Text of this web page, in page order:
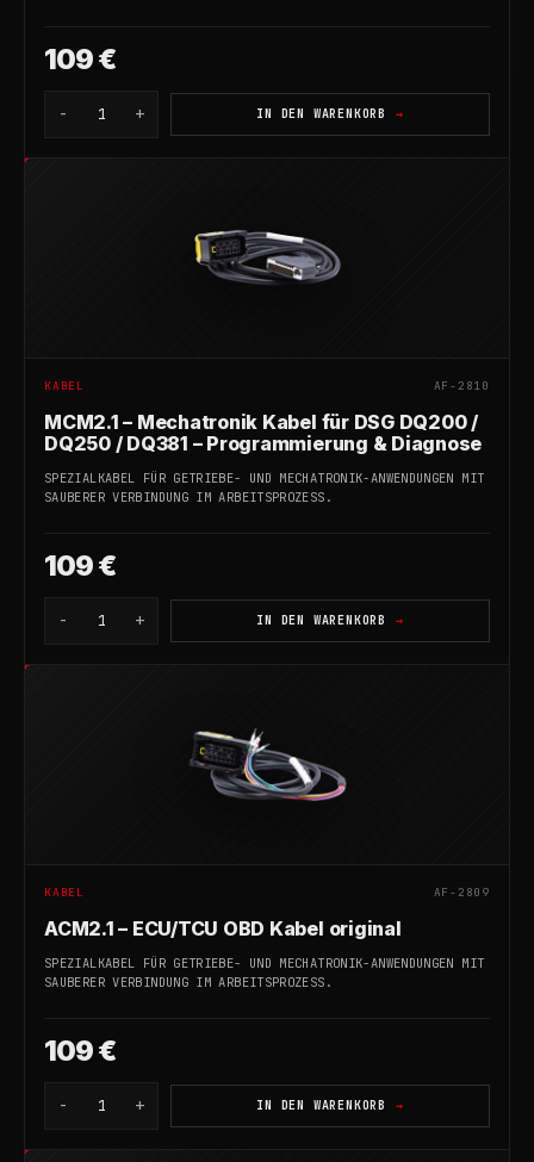
109 €
- 1 + IN DEN WARENKORB
KABEL AF-2810
MCM2.1 – Mechatronik Kabel für DSG DQ200 /
DQ250 / DQ381 – Programmierung & Diagnose
SPEZIALKABEL FÜR GETRIEBE- UND MECHATRONIK-ANWENDUNGEN MIT
SAUBERER VERBINDUNG IM ARBEITSPROZESS.
109 €
- 1 + IN DEN WARENKORB
KABEL AF-2809
ACM2.1 – ECU/TCU OBD Kabel original
SPEZIALKABEL FÜR GETRIEBE- UND MECHATRONIK-ANWENDUNGEN MIT
SAUBERER VERBINDUNG IM ARBEITSPROZESS.
109 €
- 1 + IN DEN WARENKORB